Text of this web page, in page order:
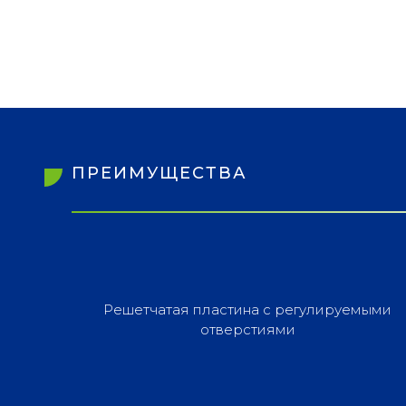
ПРЕИМУЩЕСТВА
Решетчатая пластина с регулируемыми
отверстиями